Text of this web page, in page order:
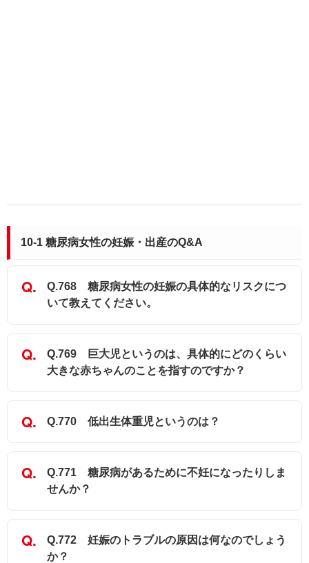
10-1 糖尿病女性の妊娠・出産のQ&A
Q.768 糖尿病女性の妊娠の具体的なリスクにつ
いて教えてください。
Q.769 巨大児というのは、具体的にどのくらい
大きな赤ちゃんのことを指すのですか？
Q.770 低出生体重児というのは？
Q.771 糖尿病があるために不妊になったりしま
せんか？
Q.772 妊娠のトラブルの原因は何なのでしょう
か？